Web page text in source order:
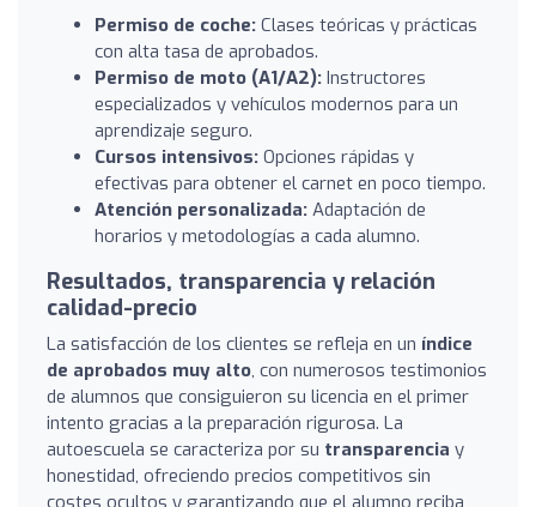
Permiso de coche: Clases teóricas y prácticas
con alta tasa de aprobados.
Permiso de moto (A1/A2): Instructores
especializados y vehículos modernos para un
aprendizaje seguro.
Cursos intensivos: Opciones rápidas y
efectivas para obtener el carnet en poco tiempo.
Atención personalizada: Adaptación de
horarios y metodologías a cada alumno.
Resultados, transparencia y relación
calidad-precio
La satisfacción de los clientes se refleja en un índice
de aprobados muy alto, con numerosos testimonios
de alumnos que consiguieron su licencia en el primer
intento gracias a la preparación rigurosa. La
autoescuela se caracteriza por su transparencia y
honestidad, ofreciendo precios competitivos sin
costes ocultos y garantizando que el alumno reciba